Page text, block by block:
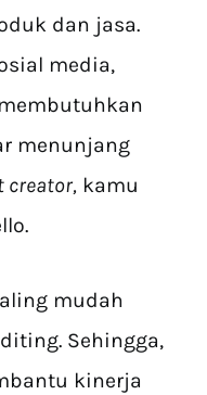
dan jasa.
media,
menunjang
creator, kamu
mudah
Sehingga,
kinerja